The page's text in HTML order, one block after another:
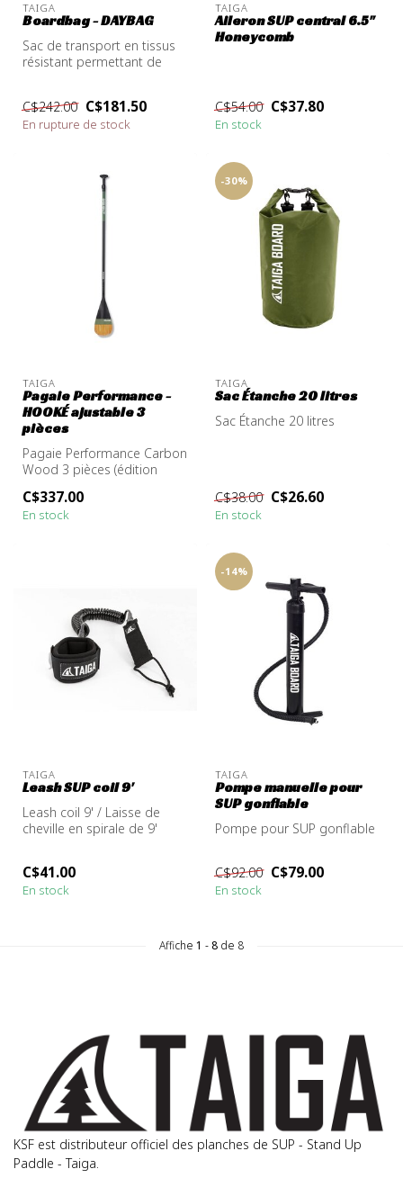
TAIGA
Boardbag - DAYBAG
Sac de transport en tissus
résistant permettant de
C$242.00 C$181.50
En rupture de stock
TAIGA
Aileron SUP central 6.5''
Honeycomb
C$54.00 C$37.80
En stock
TAIGA
Pagaie Performance -
HOOKÉ ajustable 3
pièces
Pagaie Performance Carbon
Wood 3 pièces (édition
spécial...
C$337.00
En stock
-30%
TAIGA
Sac Étanche 20 litres
Sac Étanche 20 litres
C$38.00 C$26.60
En stock
TAIGA
Leash SUP coil 9'
Leash coil 9' / Laisse de
cheville en spirale de 9'
C$41.00
En stock
-14%
TAIGA
Pompe manuelle pour
SUP gonflable
Pompe pour SUP gonflable
C$92.00 C$79.00
En stock
Affiche 1 -8 de 8
KSF est distributeur officiel des planches de SUP - Stand Up
Paddle - Taiga.